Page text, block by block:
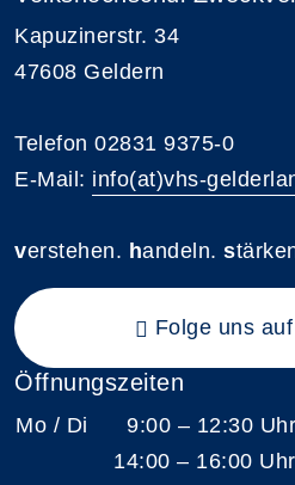
Kapuzinerstr. 34
47608 Geldern
Telefon 02831 9375-0
E-Mail: info(at)vhs-
verstehen. handeln. s
Folge uns
Öffnungszeiten
Mo / Di
9:00 – 12:30
14:00 – 16:00 Uhr